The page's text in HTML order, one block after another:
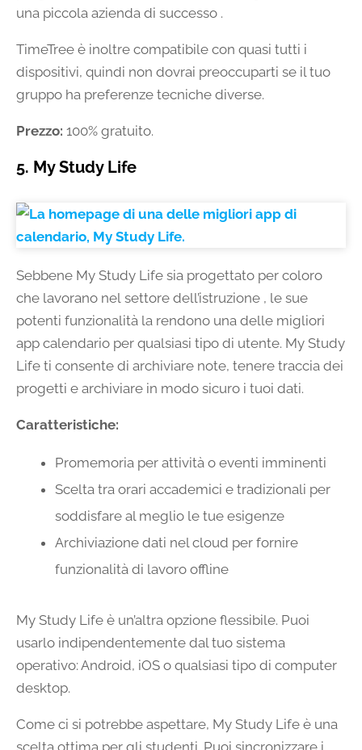
una piccola azienda di successo .
TimeTree è inoltre compatibile con quasi tutti i
dispositivi, quindi non dovrai preoccuparti se il tuo
gruppo ha preferenze tecniche diverse.
Prezzo: 100% gratuito.
5. My Study Life
Sebbene My Study Life sia progettato per coloro
che lavorano nel settore dell’istruzione , le sue
potenti funzionalità la rendono una delle migliori
app calendario per qualsiasi tipo di utente. My Study
Life ti consente di archiviare note, tenere traccia dei
progetti e archiviare in modo sicuro i tuoi dati.
Caratteristiche:
Promemoria per attività o eventi imminenti
Scelta tra orari accademici e tradizionali per
soddisfare al meglio le tue esigenze
Archiviazione dati nel cloud per fornire
funzionalità di lavoro offline
My Study Life è un’altra opzione flessibile. Puoi
usarlo indipendentemente dal tuo sistema
operativo: Android, iOS o qualsiasi tipo di computer
desktop.
Come ci si potrebbe aspettare, My Study Life è una